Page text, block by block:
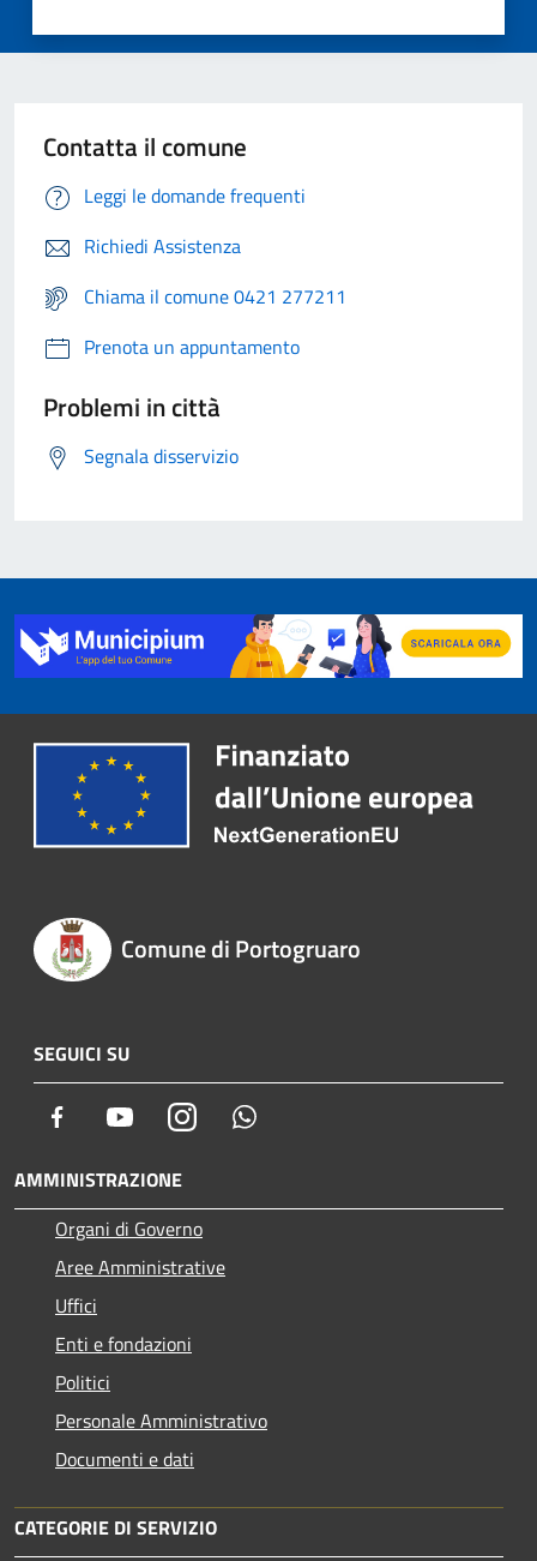
Contatta il comune
Leggi le domande frequenti
Richiedi Assistenza
Chiama il comune 0421 277211
Prenota un appuntamento
Problemi in città
Segnala disservizio
Comune di Portogruaro
SEGUICI SU
Facebook YoutubeInstagram
AMMINISTRAZIONE
Organi di Governo
Aree Amministrative
Uffici
Enti e fondazioni
Politici
Personale Amministrativo
Documenti e dati
CATEGORIE DI SERVIZIO